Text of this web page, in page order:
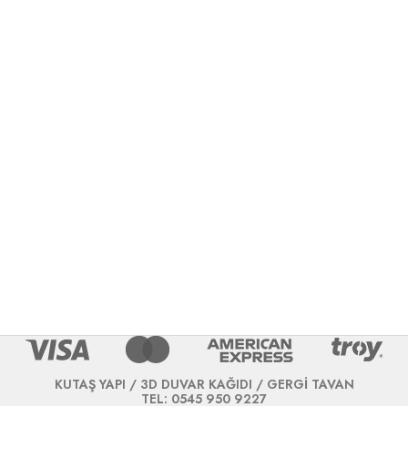
KUTAŞ YAPI / 3D DUVAR KAĞIDI / GERGİ TAVAN
TEL: 0545 950 9227